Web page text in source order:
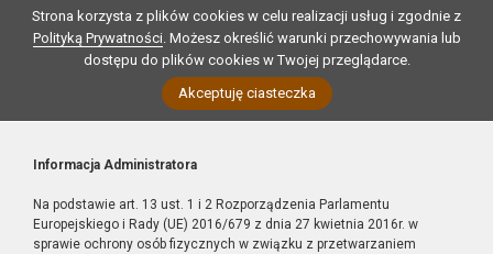
Strona korzysta z plików cookies w celu realizacji usług i zgodnie z
Polityką Prywatności. Możesz określić warunki przechowywania lub
dostępu do plików cookies w Twojej przeglądarce.
Akceptuję ciasteczka
Informacja Administratora
Na podstawie art. 13 ust. 1 i 2 Rozporządzenia Parlamentu
Europejskiego i Rady (UE) 2016/679 z dnia 27 kwietnia 2016r. w
sprawie ochrony osób fizycznych w związku z przetwarzaniem